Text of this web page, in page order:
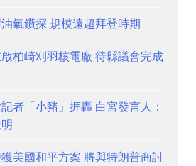
氣鑽探 規模遠超拜登時期
柏崎刈羽核電廠 待縣議會完成
者「小豬」捱轟 白宮發言人：
美國和平方案 將與特朗普商討